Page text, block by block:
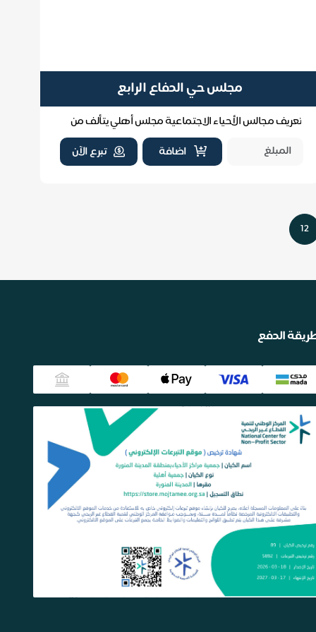
مجلس حي الدفاع الرابع
تعريف مجالس الأحياء الاجتماعية مجلس أهلي يتألف من
سكان الحي يعمل على تحقيق التواصل والتنمية الاجتما...
اضافة تبرع الآن
12
الدفع